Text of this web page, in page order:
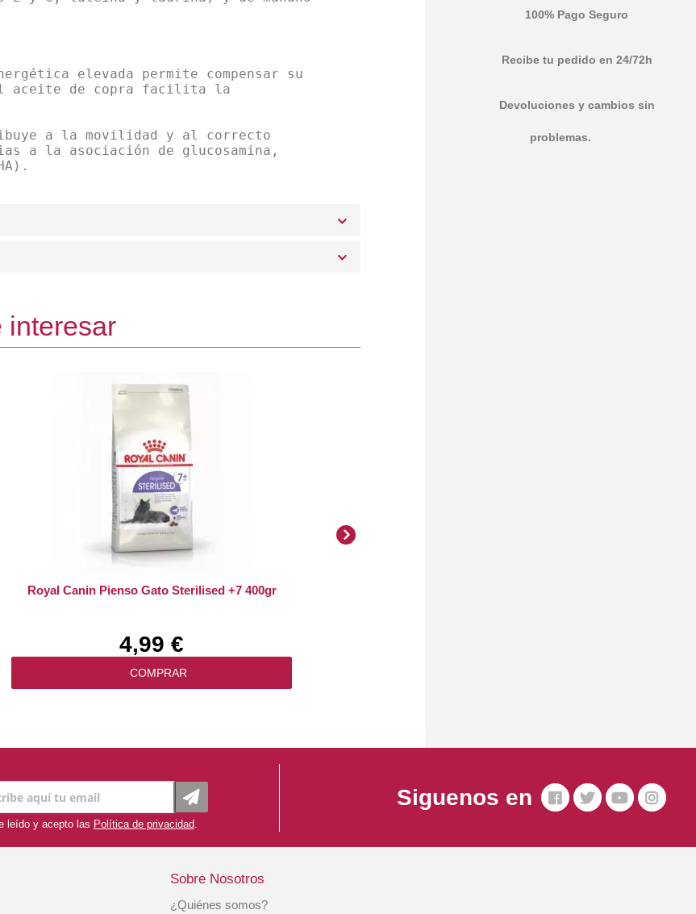
100% Pago Seguro
Recibe tu pedido en 24/72h
Devoluciones y cambios sin
problemas.
elevada permite compensar su
aceite de copra facilita la
a la movilidad y al correcto
a la asociación de glucosamina,
interesar
Royal Canin Pienso Gato Sterilised +7 400gr
4,99 €
COMPRAR
leído y acepto las Política de privacidad.
Siguenos en
Sobre Nosotros
¿Quiénes somos?